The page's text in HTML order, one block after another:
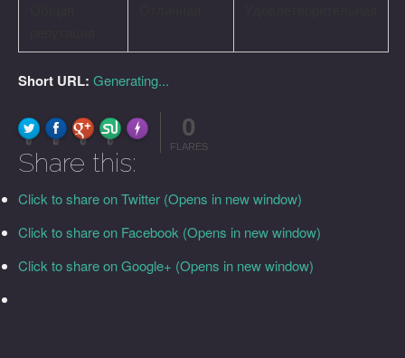
Short URL: Generating...
0 0 0 0
Made with FLARE
0
FLARES
Share this:
Click to share on Twitter (Opens in new window)
Click to share on Facebook (Opens in new window)
Click to share on Google+ (Opens in new window)